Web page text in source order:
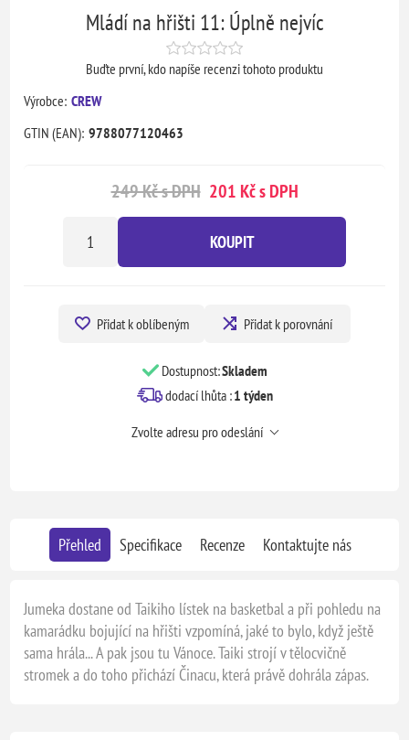
Mládí na hřišti 11: Úplně nejvíc
Buďte první, kdo napíše recenzi tohoto produktu
Výrobce: CREW
GTIN (EAN): 9788077120463
249 Kč s DPH 201 Kč s DPH
KOUPIT
Přidat k oblíbeným Přidat k porovnání
Dostupnost:Skladem
dodací lhůta :1 týden
Zvolte adresu pro odeslání
Přehled Specifikace Recenze Kontaktujte nás
Jumeka dostane od Taikiho lístek na basketbal a při pohledu na
kamarádku bojující na hřišti vzpomíná, jaké to bylo, když ještě
sama hrála... A pak jsou tu Vánoce. Taiki strojí v tělocvičně
stromek a do toho přichází Činacu, která právě dohrála zápas.